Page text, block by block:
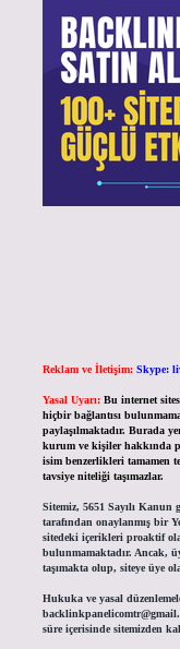
Reklam ve İletişim: Skype:
Yasal Uyarı: Bu internet
hiçbir bağlantısı
paylaşılmaktadır. Burada
kurum ve kişiler hakkında
isim benzerlikleri tamamen
tavsiye niteliği taşımazlar.
Sitemiz, 5651 Sayılı
tarafından onaylanmış bir
sitedeki içerikleri proaktif
bulunmamaktadır. Ancak,
taşımakta olup, siteye üye
Hukuka ve yasal
süre içerisinde sitemizden